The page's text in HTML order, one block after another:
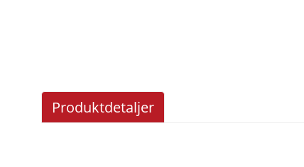
Produktdetaljer